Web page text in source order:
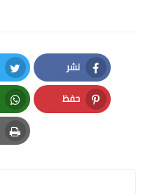
نشر
Facebook
حفظ
Pinterest